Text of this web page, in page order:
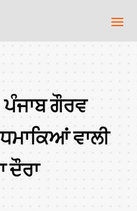
ਪੰਜਾਬ ਗੌਰਵ
ਵਾਲੀ
ਦੌਰਾ